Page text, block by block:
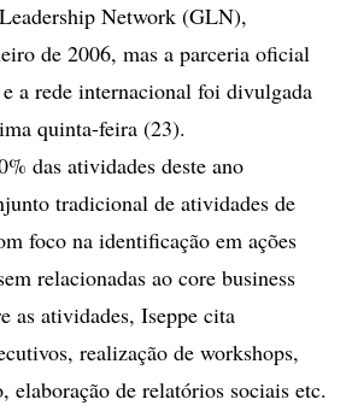
Network (GLN),
de 2006, mas a parceria oficial
a rede internacional foi divulgada
quinta-feira (23).
das atividades deste ano
tradicional de atividades de
foco na identificação em ações
relacionadas ao core business
as atividades, Iseppe cita
realização de workshops,
elaboração de relatórios sociais etc.